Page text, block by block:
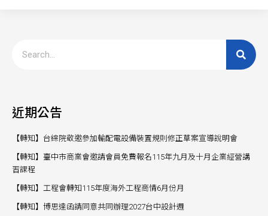
近期公告
【轉知】台綜院敬邀參加輸配電設備裝置規則修正草案宣導說明會
【轉知】臺中市商業會邀請會員免費報名115年九月及十月企業經營講
習課程
【轉知】工程會轉知115年度海外工程商情6月份月
【轉知】博思達函請同意共同辦理2027台中設計週